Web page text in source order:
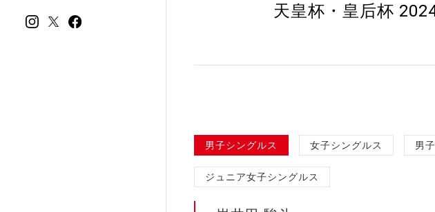
スポーツ医・科学委員会
スポーツ振興くじ助成事業
加盟団体登録人数
関連組織一覧
天皇杯・皇后杯
男子シングルス 女子シングルス 男
ジュニア女子シングルス